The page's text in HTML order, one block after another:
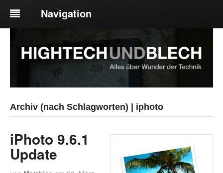
Navigation
Archiv (nach Schlagworten) | iphoto
iPhoto 9.6.1
Update